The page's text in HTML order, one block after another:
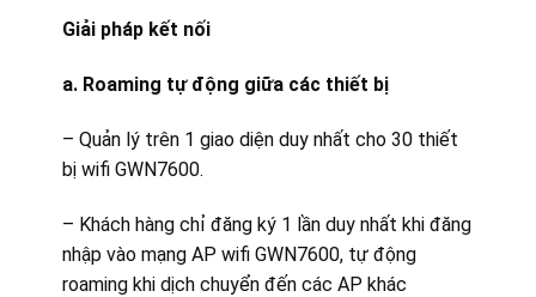
Giải pháp kết nối
a. Roaming tự động giữa các thiết bị
– Quản lý trên 1 giao diện duy nhất cho 30 thiết
bị wifi GWN7600.
– Khách hàng chỉ đăng ký 1 lần duy nhất khi đăng
nhập vào mạng AP wifi GWN7600, tự động
roaming khi dịch chuyển đến các AP khác